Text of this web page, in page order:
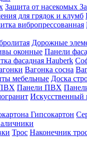
Защита от насекомых
для грядок и клумб
вибропрессованная
Дорожные
оконные Панели
фасадная Hauberk
Вагонка сосна
мебельные Доска
Панели ПВХ
Искусственный
Гипсокартон
Трос Наконечник